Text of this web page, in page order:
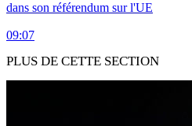
dans son référendum sur l'UE
09:07
PLUS DE CETTE SECTION